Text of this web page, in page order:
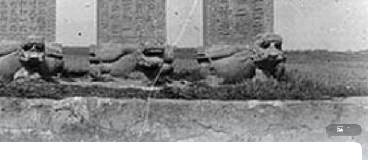
 1